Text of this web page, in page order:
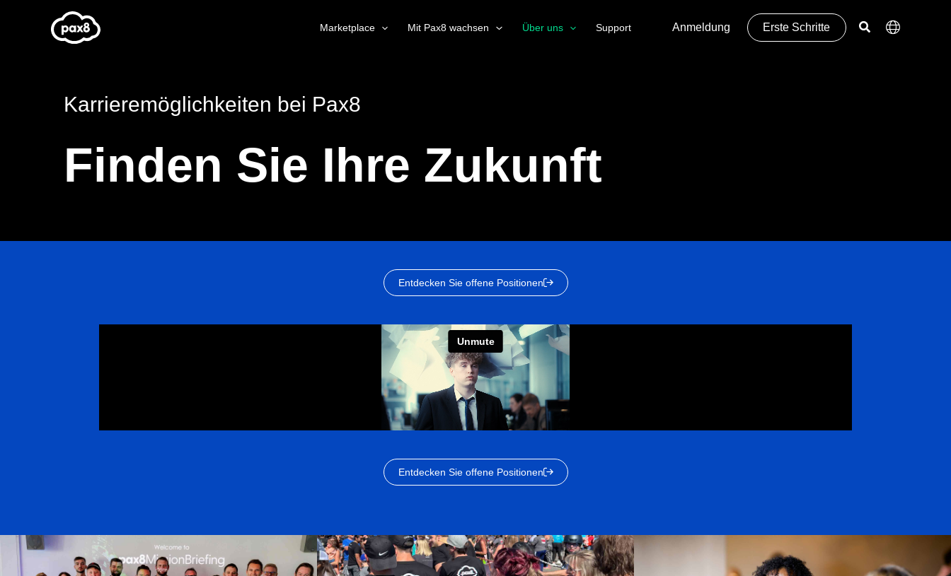
Marketplace Mit Pax8 wachsen Über uns Support Anmeldung Erste Schritte
Karrieremöglichkeiten bei Pax8
Finden Sie Ihre Zukunft
Entdecken Sie offene Positionen
Entdecken Sie offene Positionen